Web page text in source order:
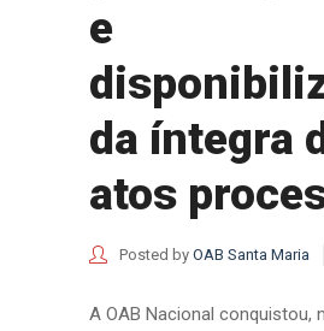
e
da íntegra
atos
Posted by OAB Santa Maria
A OAB Nacional conquistou,